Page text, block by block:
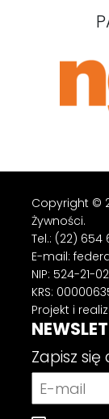
Copyright ©
Żywności.
Tel.: (22) 654
E-mail:
NIP: 524-21-
KRS:
Projekt i
Zapisz